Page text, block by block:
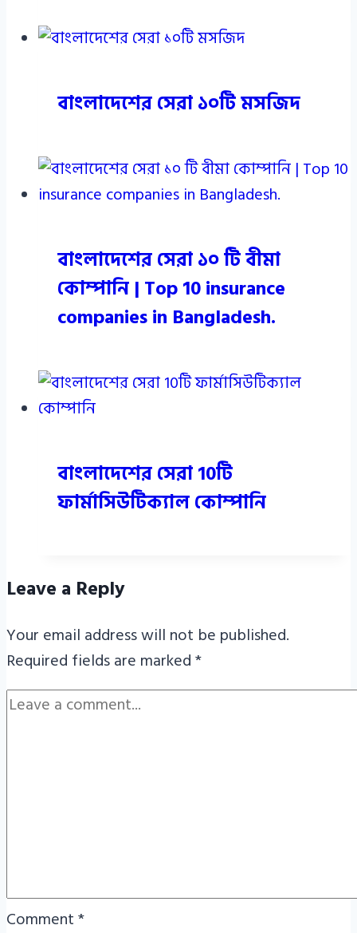
বাংলাদেশের সেরা ১০টি মসজিদ
বাংলাদেশের সেরা ১০ টি বীমা
কোম্পানি | Top 10 insurance
companies in Bangladesh.
বাংলাদেশের সেরা 10টি
ফার্মাসিউটিক্যাল কোম্পানি
Leave a Reply
Your email address will not be published.
Required fields are marked*
Comment*